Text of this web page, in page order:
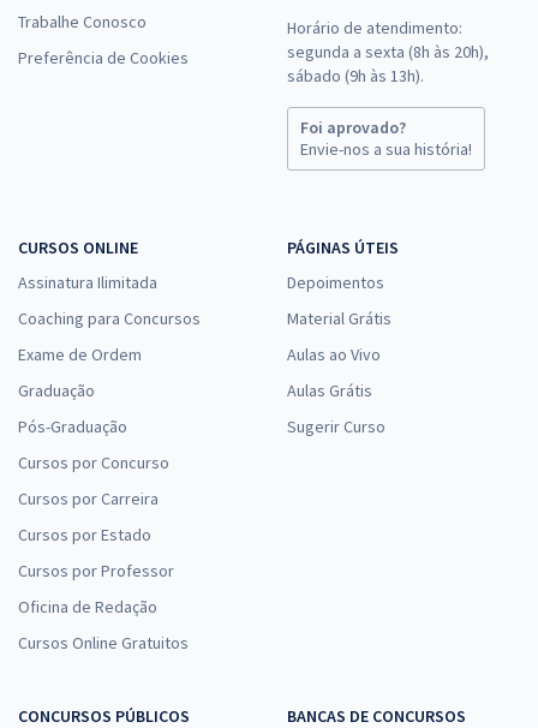
Trabalhe Conosco
Preferência de Cookies
Horário de atendimento:
segunda a sexta (8h às 20h),
sábado (9h às 13h).
Foi aprovado?
Envie-nos a sua história!
CURSOS ONLINE
Assinatura Ilimitada
Coaching para Concursos
Exame de Ordem
Graduação
Pós-Graduação
Cursos por Concurso
Cursos por Carreira
Cursos por Estado
Cursos por Professor
Oficina de Redação
Cursos Online Gratuitos
PÁGINAS ÚTEIS
Depoimentos
Material Grátis
Aulas ao Vivo
Aulas Grátis
Sugerir Curso
CONCURSOS PÚBLICOS
BANCAS DE CONCURSOS